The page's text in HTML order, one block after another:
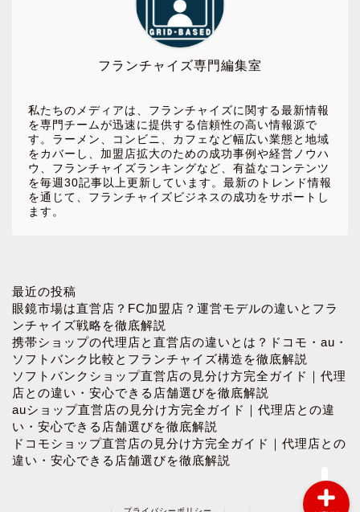
フランチャイズ専門編集室
私たちのメディアは、フランチャイズに関する最新情報
を専門チームが迅速に提供する信頼性の高い情報源で
す。ラーメン、コンビニ、カフェなど幅広い業態と地域
をカバーし、加盟店拡大のための成功事例や経営ノウハ
ウ、フランチャイズランキングなど、有益なコンテンツ
を毎週30記事以上更新しています。最新のトレンド情報
を通じて、フランチャイズビジネスの成功をサポートし
ます。
最近の投稿
眼鏡市場は直営店？FC加盟店？運営モデルの違いとフラ
ンチャイズ戦略を徹底解説
携帯ショップの代理店と直営店の違いとは？ドコモ・au・
ソフトバンク比較とフランチャイズ構造を徹底解説
ソフトバンクショップ直営店の見分け方完全ガイド｜代理
店との違い・安心できる店舗選びを徹底解説
auショップ直営店の見分け方完全ガイド｜代理店との違
い・安心できる店舗選びを徹底解説
ドコモショップ直営店の見分け方完全ガイド｜代理店との
違い・安心できる店舗選びを徹底解説
お問い合わせ
プロフィール
プライバシーポリシー